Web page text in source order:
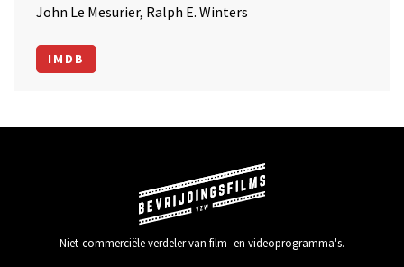
John Le Mesurier, Ralph E. Winters
IMDB
Niet-commerciële verdeler van film- en videoprogramma's.